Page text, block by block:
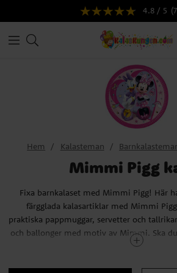
4.8 / 5
Hem Kalasteman
Mimmi Pigg
Fixa barnkalaset med Mimmi Pigg! Här
färgglada kalasartiklar med Mimmi
praktiska pappmuggar, servetter och
och ballonger med motiv av Mimmi. Ska
Då rekommenderar vi att du tar en